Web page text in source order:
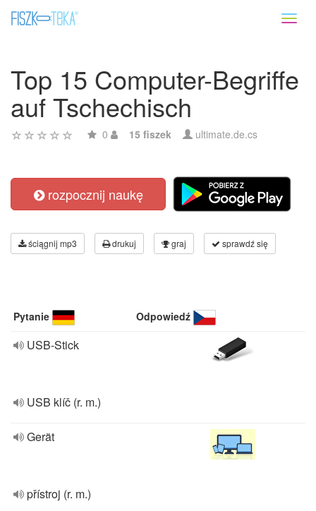
Top 15 Computer-Begriffe
auf Tschechisch
0 15 fiszek ultimate.de.cs
rozpocznij naukę
ściągnij mp3 drukuj graj sprawdź się
Pytanie Odpowiedź
USB-Stick
USB klíč (r. m.)
Gerät
přístroj (r. m.)